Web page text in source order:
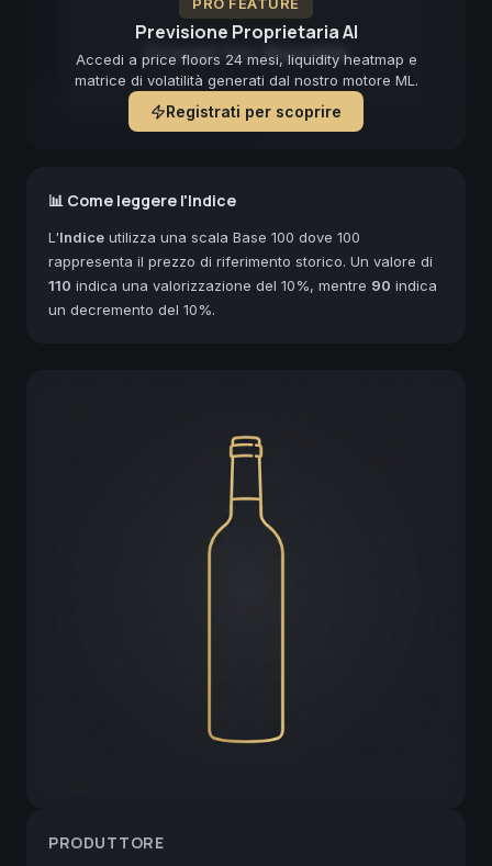
Previsione Proprietaria AI
Accedi a price floors 24 mesi, liquidity heatmap e
matrice di volatilità generati dal nostro motore ML.
Registrati per scoprire
Forecast non disponibile
📊 Come leggere l'Indice
L'Indice utilizza una scala Base 100 dove 100
rappresenta il prezzo di riferimento storico. Un valore di
110 indica una valorizzazione del 10%, mentre 90 indica
un decremento del 10%.
PRODUTTORE